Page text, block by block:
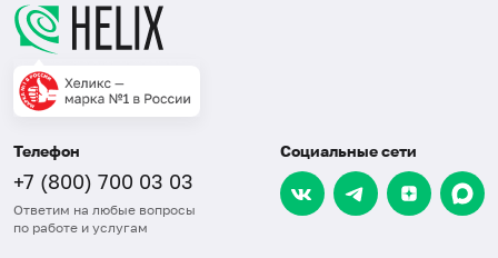
Телефон
+7 (800) 700 03 03
Ответим на любые вопросы
по работе и услугам
Социальные сети